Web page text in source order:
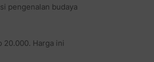
pengenalan budaya
20.000. Harga ini